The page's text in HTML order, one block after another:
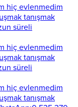
hiç evlenmedim
tanışmak
süreli
hiç evlenmedim
tanışmak
süreli
hiç evlenmedim
tanışmak